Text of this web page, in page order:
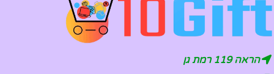
הראה 119 רמת גן